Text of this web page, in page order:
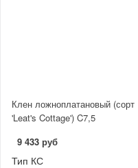
Клен ложноплатановый (сорт
'Leat's Cottage') C7,5
9 433 руб
Тип КС